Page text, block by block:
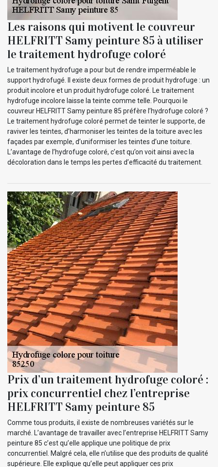
Les raisons qui motivent le couvreur
HELFRITT Samy peinture 85 à utiliser
le traitement hydrofuge coloré
Le traitement hydrofuge a pour but de rendre imperméable le
support hydrofugé. Il existe deux formes de produit hydrofuge : un
produit incolore et un produit hydrofuge coloré. Le traitement
hydrofuge incolore laisse la teinte comme telle. Pourquoi le
couvreur HELFRITT Samy peinture 85 préfère l’hydrofuge coloré ?
Le traitement hydrofuge coloré permet de teinter le supporte, de
raviver les teintes, d’harmoniser les teintes de la toiture avec les
façades par exemple, d’uniformiser les teintes d’une toiture.
L’avantage de l’hydrofuge coloré, c’est qu’on voit ainsi avec la
décoloration dans le temps les pertes d’efficacité du traitement.
Prix d’un traitement hydrofuge coloré :
prix concurrentiel chez l’entreprise
HELFRITT Samy peinture 85
Comme tous produits, il existe de nombreuses variétés sur le
marché. L’avantage de travailler avec l’entreprise HELFRITT Samy
peinture 85 c’est qu’elle applique une politique de prix
concurrentiel. Malgré cela, elle n’utilise que des produits de qualité
supérieure. Elle explique qu’elle peut appliquer ces prix